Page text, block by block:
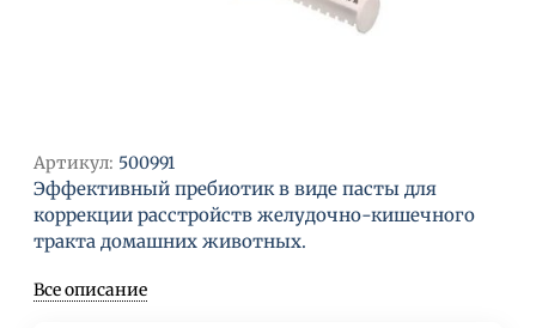
Артикул: 500991
Эффективный пребиотик в виде пасты для
коррекции расстройств желудочно-кишечного
тракта домашних животных.
Все описание